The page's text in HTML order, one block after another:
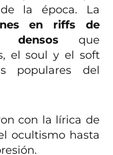
la época. La
en riffs de
que
el soul y el soft
populares del
con la lírica de
ocultismo hasta